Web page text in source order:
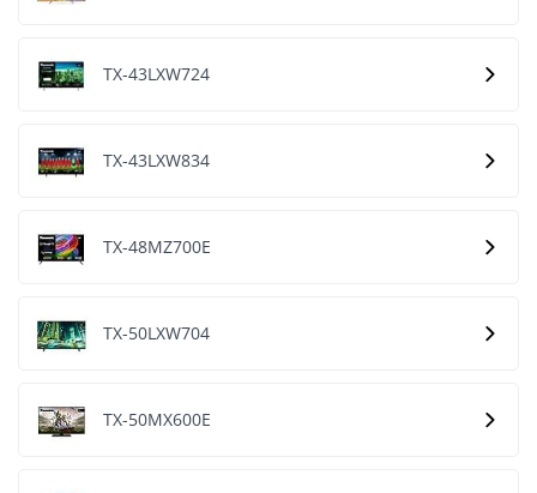
TX-43LXW724
TX-43LXW834
TX-48MZ700E
TX-50LXW704
TX-50MX600E